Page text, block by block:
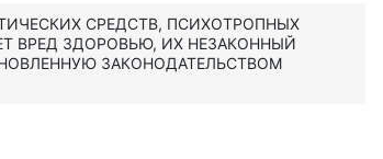
СРЕДСТВ, ПСИХОТРОПНЫХ
ВРЕД ЗДОРОВЬЮ, ИХ НЕЗАКОННЫЙ
ЗАКОНОДАТЕЛЬСТВОМ